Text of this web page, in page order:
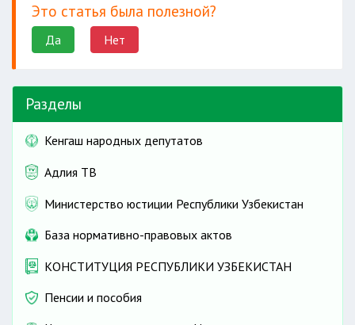
56
со дня рождения ребенка
материалов к дипломному проекту
календарных дней
на общих основаниях
Это статья была полезной?
Да Нет
Разделы
Кенгаш народных депутатов
Адлия ТВ
Министерство юстиции Республики Узбекистан
База нормативно-правовых актов
КОНСТИТУЦИЯ РЕСПУБЛИКИ УЗБЕКИСТАН
Пенсии и пособия